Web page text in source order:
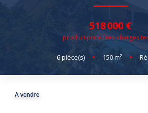
518 000 €
6pièce(s) • 150m² •
A vendre